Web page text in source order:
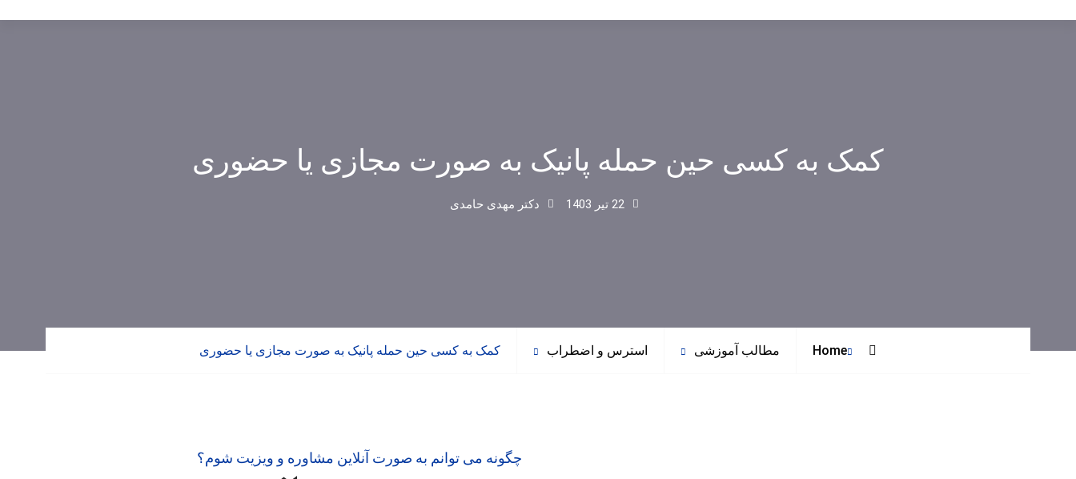
کمک به کسی حین حمله پانیک به صورت مجازی یا حضوری
22 تیر 1403 دکتر مهدی حامدی
Home مطالب آموزشی استرس و اضطراب کمک به کسی حین حمله پانیک به صورت مجازی یا حضوری
چگونه می توانم به صورت آنلاین مشاوره و ویزیت شوم؟